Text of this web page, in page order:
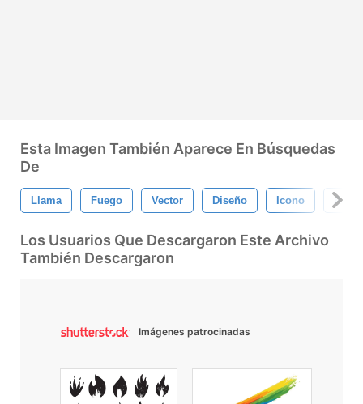
Esta Imagen También Aparece En Búsquedas
De
Llama Fuego Vector Diseño Icono
Los Usuarios Que Descargaron Este Archivo
También Descargaron
Imágenes patrocinadas